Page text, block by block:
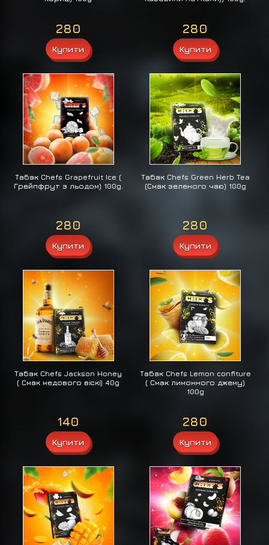
280 280
Табак Chefs Grapefruit Ice (
Грейпфрут з льодом) 100g.
280
Табак Chefs Green Herb Tea
(Смак зеленого чаю) 100g
280
Табак Chefs Jackson Honey
( Смак медового віскі) 40g
140
Табак Chefs Lemon confiture
( Смак лимонного джему)
100g
280